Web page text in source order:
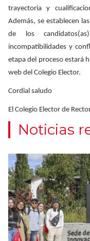
trayectoria y
Además, se establecen
de los
incompatibilidades y
etapa del proceso estará
web del Colegio Elector.
Cordial saludo
El Colegio Elector de
Noticias